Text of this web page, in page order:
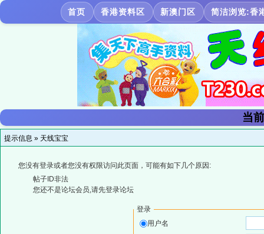
首页 香港资料区 新澳门区 简洁浏览:香
当
提示信息 » 天线宝宝
您没有登录或者您没有权限访问此页面，可能有如下几个原因:
帖子ID非法
您还不是论坛会员,请先登录论坛
登录
用户名